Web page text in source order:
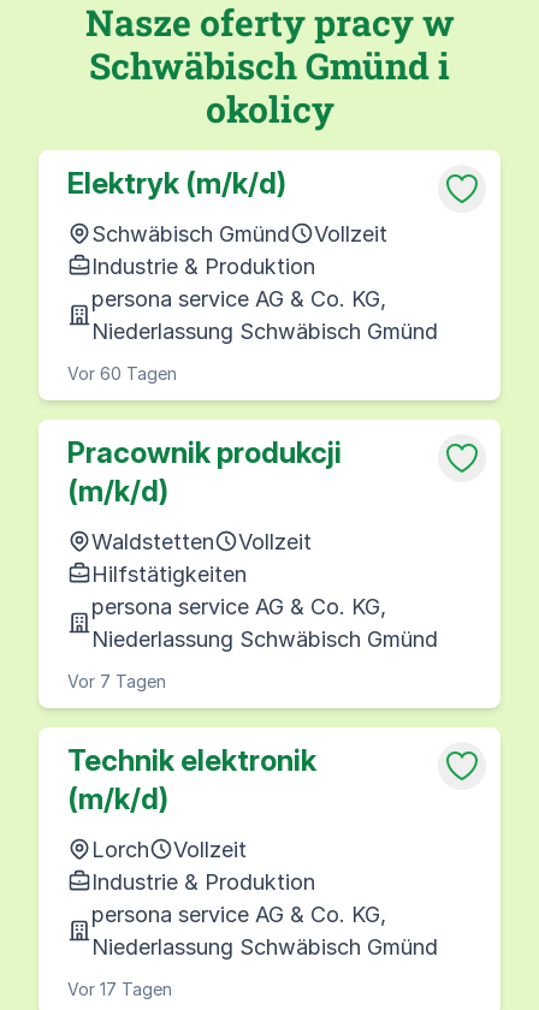
Nasze oferty pracy w
Schwäbisch Gmünd i
okolicy
Elektryk (m/k/d)
Schwäbisch Gmünd
Vollzeit
Industrie & Produktion
persona service AG & Co. KG,
Niederlassung Schwäbisch Gmünd
Vor 60 Tagen
Pracownik produkcji
(m/k/d)
Waldstetten
Vollzeit
Hilfstätigkeiten
persona service AG & Co. KG,
Niederlassung Schwäbisch Gmünd
Vor 7 Tagen
Technik elektronik
(m/k/d)
Lorch
Vollzeit
Industrie & Produktion
persona service AG & Co. KG,
Niederlassung Schwäbisch Gmünd
Vor 17 Tagen